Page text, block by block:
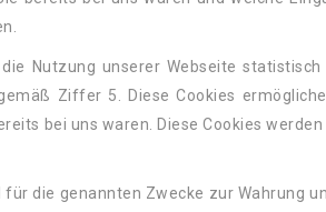
Nutzung unserer Webseite
Ziffer 5. Diese Cookies
bei uns waren. Diese Cookies
für die genannten Zwecke zur Wahrung